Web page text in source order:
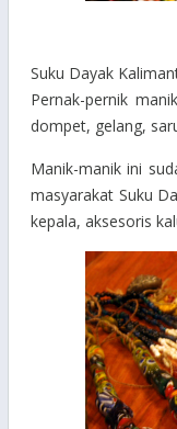
Suku Dayak
Pernak-pernik
dompet, gelang,
Manik-manik ini
masyarakat Suku
kepala, aksesoris